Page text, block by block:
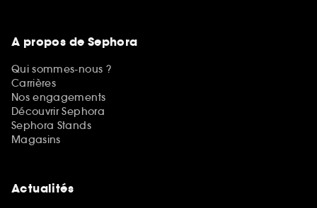
A propos de Sephora
Qui sommes-nous ?
Carrières
Nos engagements
Découvrir Sephora
Sephora Stands
Magasins
Actualités